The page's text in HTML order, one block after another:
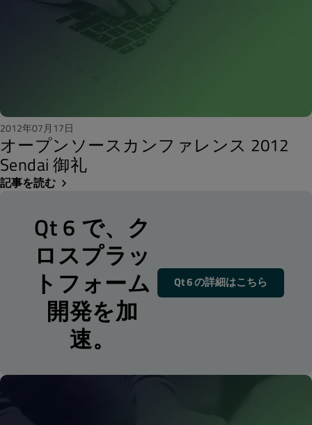
2012年07月17日
オープンソースカンファレンス 2012
Sendai 御礼
記事を読む
Qt 6 で、ク
ロスプラッ
トフォーム
開発を加
速。
Qt 6 の詳細はこちら